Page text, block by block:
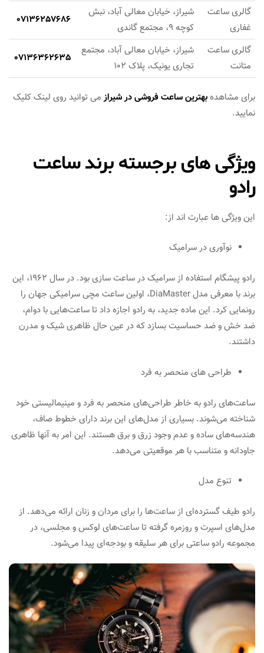
گالری ساعت
غفاری
شیراز، خیابان معالی آباد، نبش
کوچه 9، مجتمع گاندی
07136257686
گالری ساعت
متانت
شیراز، خیابان معالی آباد، مجتمع
تجاری یونیک، پلاک 102
07136362635
برای مشاهدهبهترین ساعت فروشی در شیرازمی توانید روی لینک کلیک
نمایید.
ویژگی های برجسته برند ساعت
رادو
این ویژگی ها عبارت اند از:
نوآوری در سرامیک
رادو پیشگام استفاده از سرامیک در ساعت سازی بود. در سال 1962، این
برند با معرفی مدل DiaMaster، اولین ساعت مچی سرامیکی جهان را
رونمایی کرد. این ماده جدید، به رادو اجازه داد تا ساعت‌هایی با دوام،
ضد خش و ضد حساسیت بسازد که در عین حال ظاهری شیک و مدرن
داشتند.
طراحی های منحصر به فرد
ساعت‌های رادو به خاطر طراحی‌های منحصر به فرد و مینیمالیستی خود
شناخته می‌شوند. بسیاری از مدل‌های این برند دارای خطوط صاف،
هندسه‌های ساده و عدم وجود زرق و برق هستند. این امر به آنها ظاهری
جاودانه و متناسب با هر موقعیتی می‌دهد.
تنوع مدل
رادو طیف گسترده‌ای از ساعت‌ها را برای مردان و زنان ارائه می‌دهد. از
مدل‌های اسپرت و روزمره گرفته تا ساعت‌های لوکس و مجلسی، در
مجموعه رادو ساعتی برای هر سلیقه و بودجه‌ای پیدا می‌شود.